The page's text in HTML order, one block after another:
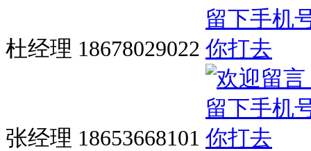
杜经理 18678029022
张经理 18653668101